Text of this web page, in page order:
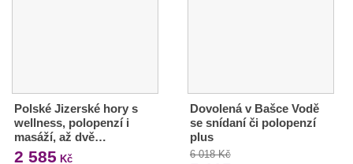
Polské Jizerské hory s
wellness, polopenzí i
masáží, až dvě…
2 585 Kč
Dovolená v Bašce Vodě
se snídaní či polopenzí
plus
6 018 Kč